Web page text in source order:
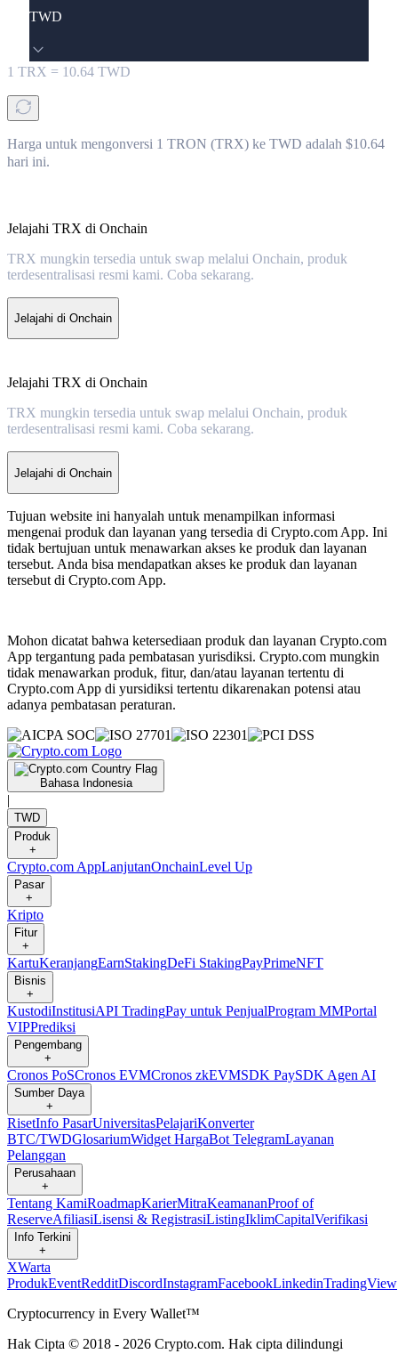
TWD
1 TRX = 10.64 TWD
Harga untuk mengonversi 1 TRON (TRX) ke TWD adalah $10.64
hari ini.
Jelajahi TRX di Onchain
TRX mungkin tersedia untuk swap melalui Onchain, produk
terdesentralisasi resmi kami. Coba sekarang.
Jelajahi di Onchain
Jelajahi TRX di Onchain
TRX mungkin tersedia untuk swap melalui Onchain, produk
terdesentralisasi resmi kami. Coba sekarang.
Jelajahi di Onchain
Tujuan website ini hanyalah untuk menampilkan informasi
mengenai produk dan layanan yang tersedia di Crypto.com App. Ini
tidak bertujuan untuk menawarkan akses ke produk dan layanan
tersebut. Anda bisa mendapatkan akses ke produk dan layanan
tersebut di Crypto.com App.
Mohon dicatat bahwa ketersediaan produk dan layanan Crypto.com
App tergantung pada pembatasan yurisdiksi. Crypto.com mungkin
tidak menawarkan produk, fitur, dan/atau layanan tertentu di
Crypto.com App di yursidiksi tertentu dikarenakan potensi atau
adanya pembatasan peraturan.
Bahasa Indonesia
|
TWD
Produk
+
Crypto.com AppLanjutanOnchainLevel Up
Pasar
+
Kripto
Fitur
+
KartuKeranjangEarnStakingDeFi StakingPayPrimeNFT
Bisnis
+
KustodiInstitusiAPI TradingPay untuk PenjualProgram MMPortal
VIPPrediksi
Pengembang
+
Cronos PoSCronos EVMCronos zkEVMSDK PaySDK Agen AI
Sumber Daya
+
RisetInfo PasarUniversitasPelajariKonverter
BTC/TWDGlosariumWidget HargaBot TelegramLayanan
Pelanggan
Perusahaan
+
Tentang KamiRoadmapKarierMitraKeamananProof of
ReserveAfiliasiLisensi & RegistrasiListingIklimCapitalVerifikasi
Info Terkini
+
XWarta
ProdukEventRedditDiscordInstagramFacebookLinkedinTradingView
Cryptocurrency in Every Wallet™
Hak Cipta © 2018 - 2026 Crypto.com. Hak cipta dilindungi